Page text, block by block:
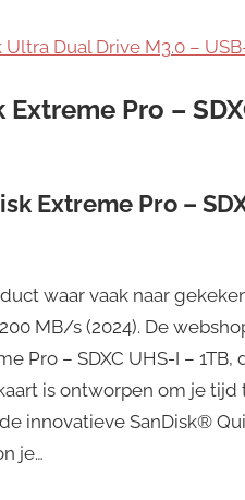
Ultra Dual Drive M3.0 –
Extreme Pro –
Extreme Pro –
waar vaak naar
MB/s (2024). De
Pro – SDXC UHS-I –
is ontworpen om je
innovatieve SanDisk®
je…